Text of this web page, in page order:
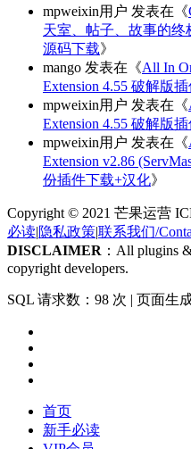
mpweixin用户 发表在《
天室、帖子、故事的终
源码下载》
mango 发表在《All In
Extension 4.55 破解版
mpweixin用户 发表在《
Extension 4.55 破解版
mpweixin用户 发表在《
Extension v2.86
份插件下载+汉化》
Copyright © 2021 芒果运营
必读|隐私政策|联系我们/
DISCLAIMER ：All plugins
copyright developers.
SQL 请求数：98 次 | 页面生
首页
新手必读